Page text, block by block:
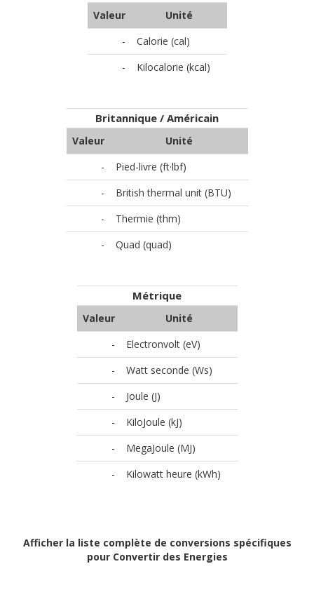
Valeur
Unité
-
Calorie (cal)
-
Kilocalorie (kcal)
Britannique / Américain
Valeur
Unité
-
Pied-livre (ft·lbf)
-
British thermal unit (BTU)
-
Thermie (thm)
-
Quad (quad)
Métrique
Valeur
Unité
-
Electronvolt (eV)
-
Watt seconde (Ws)
-
Joule (J)
-
KiloJoule (kJ)
-
MegaJoule (MJ)
-
Kilowatt heure (kWh)
Afficher la liste complète de conversions spécifiques
pour Convertir des Energies